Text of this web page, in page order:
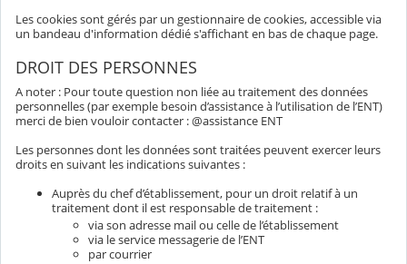
Les cookies sont gérés par un gestionnaire de cookies, accessible via
un bandeau d'information dédié s'affichant en bas de chaque page.
DROIT DES PERSONNES
A noter : Pour toute question non liée au traitement des données
personnelles (par exemple besoin d’assistance à l’utilisation de l’ENT)
merci de bien vouloir contacter : @assistance ENT
Les personnes dont les données sont traitées peuvent exercer leurs
droits en suivant les indications suivantes :
Auprès du chef d’établissement, pour un droit relatif à un
traitement dont il est responsable de traitement :
via son adresse mail ou celle de l’établissement
via le service messagerie de l’ENT
par courrier